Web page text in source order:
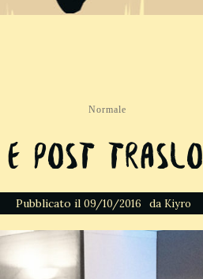
Normale
e Post
Pubblicato il 09/10/2016 da Kiyro